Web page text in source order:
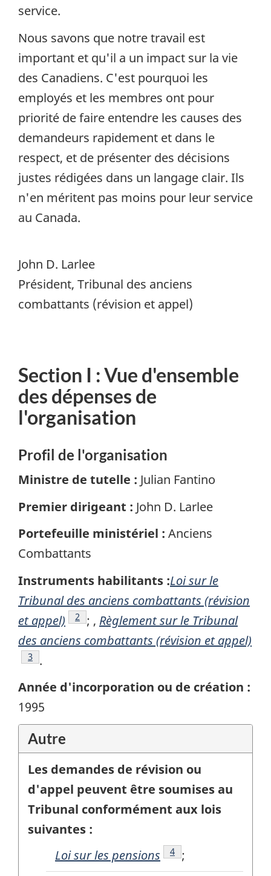
service.
Nous savons que notre travail est
important et qu'il a un impact sur la vie
des Canadiens. C'est pourquoi les
employés et les membres ont pour
priorité de faire entendre les causes des
demandeurs rapidement et dans le
respect, et de présenter des décisions
justes rédigées dans un langage clair. Ils
n'en méritent pas moins pour leur service
au Canada.
John D. Larlee
Président, Tribunal des anciens
combattants (révision et appel)
Section I : Vue d'ensemble
des dépenses de
l'organisation
Profil de l'organisation
Ministre de tutelle : Julian Fantino
Premier dirigeant : John D. Larlee
Portefeuille ministériel : Anciens
Combattants
Instruments habilitants :Loi sur le
Tribunal des anciens combattants (révision
et appel)
Note de bas de page
2 ; , Règlement sur le Tribunal
des anciens combattants (révision et appel)
Note de bas de page
3 .
Année d'incorporation ou de création :
1995
Autre
Les demandes de révision ou
d'appel peuvent être soumises au
Tribunal conformément aux lois
suivantes :
Loi sur les pensions
Note de bas de page
4 ;